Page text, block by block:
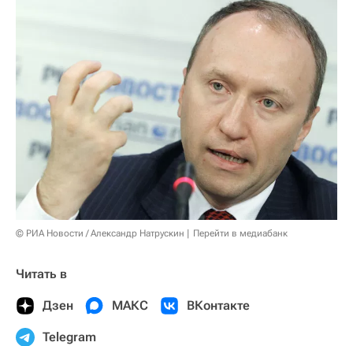
© РИА Новости / Александр Натрускин Перейти в медиабанк
Читать в
Дзен МАКС ВКонтакте
Telegram